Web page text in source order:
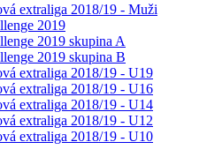
extraliga 2018/19 - Muži
2019
2019 skupina A
2019 skupina B
extraliga 2018/19 - U19
extraliga 2018/19 - U16
extraliga 2018/19 - U14
extraliga 2018/19 - U12
extraliga 2018/19 - U10